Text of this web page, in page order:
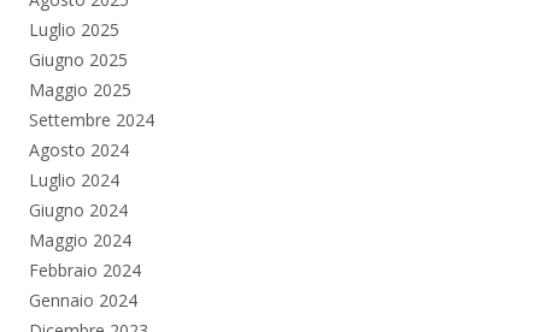
Luglio 2025
Giugno 2025
Maggio 2025
Settembre 2024
Agosto 2024
Luglio 2024
Giugno 2024
Maggio 2024
Febbraio 2024
Gennaio 2024